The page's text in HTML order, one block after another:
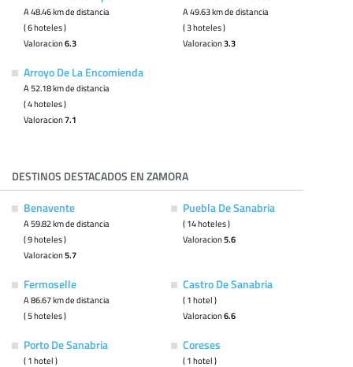
A 48.46 km de distancia
( 6 hoteles )
Valoracion6.3
A 49.63 km de distancia
( 3 hoteles )
Valoracion3.3
Arroyo De La Encomienda
A 52.18 km de distancia
( 4 hoteles )
Valoracion7.1
DESTINOS DESTACADOS EN ZAMORA
Benavente
A 59.82 km de distancia
( 9 hoteles )
Valoracion5.7
Puebla De Sanabria
( 14 hoteles )
Valoracion5.6
Fermoselle
A 86.67 km de distancia
( 5 hoteles )
Castro De Sanabria
( 1 hotel )
Valoracion6.6
Porto De Sanabria
( 1 hotel )
Coreses
( 1 hotel )